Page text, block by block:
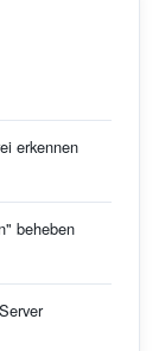
erkennen
beheben